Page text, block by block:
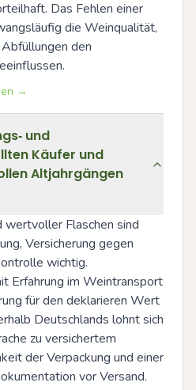
Das Fehlen einer
die Weinqualität,
den
→
und
Käufer und
Altjahrgängen
wertvoller Flaschen sind
Versicherung gegen
wichtig.
Erfahrung im Weintransport
für den deklarieren Wert
Deutschlands lohnt sich
zu versichertem
der Verpackung und einer
vor Versand.